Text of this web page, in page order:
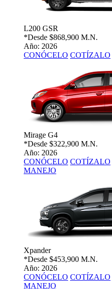
L200 GSR
*Desde $868,900 M.N.
Año: 2026
CONÓCELO COTÍZALO
Mirage G4
*Desde $322,900 M.N.
Año: 2026
CONÓCELO COTÍZALO
MANEJO
Xpander
*Desde $453,900 M.N.
Año: 2026
CONÓCELO COTÍZALO
MANEJO